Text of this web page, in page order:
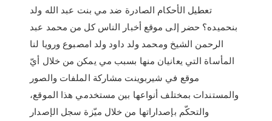
تعطيل الأحكام الصادرة ضد مي بنت عبد الله ولد
بنحميده؟ حضر إلى موقع أخبار الناس كل من محمد عبد
الرحمن الشيخ ومحمد ولد داود ولد امصبوع ورويا لنا
المأساة التي يعانيان منها بسبب مي يمكن من خلال أيّ
موقع في شيربوينت مشاركة الملفات والصور
والمستندات بمختلف أنواعها بين مستخدمي هذا الموقع،
والتحكّم بإصداراتها من خلال ميّزة سجل الإصدار